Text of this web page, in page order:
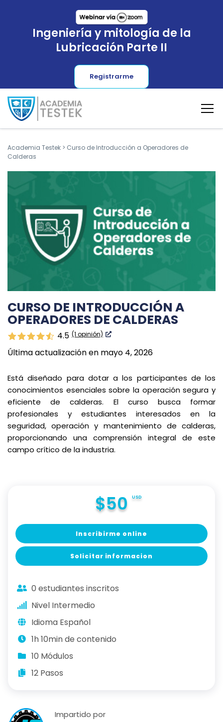
Ingeniería y mitología de la
Lubricación Parte II
Registrarme
Academia Testek > Curso de Introducción a Operadores de
Calderas
CURSO DE INTRODUCCIÓN A
OPERADORES DE CALDERAS
4.5 (1 opinión)
Última actualización en mayo 4, 2026
Está diseñado para dotar a los participantes de los
conocimientos esenciales sobre la operación segura y
eficiente de calderas. El curso busca formar
profesionales y estudiantes interesados en la
seguridad, operación y mantenimiento de calderas,
proporcionando una comprensión integral de este
campo crítico de la industria.
$50 USD
Inscribirme online
Solicitar informacion
0 estudiantes inscritos
Nivel Intermedio
Idioma Español
1h 10min de contenido
10 Módulos
12 Pasos
Impartido por